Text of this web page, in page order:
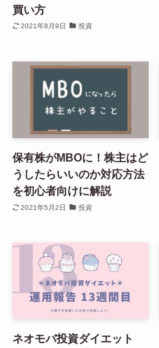
買い方
2021年8月9日 投資
保有株がMBOに！株主はど
うしたらいいのか対応方法
を初心者向けに解説
2021年5月2日 投資
ネオモバ投資ダイエット